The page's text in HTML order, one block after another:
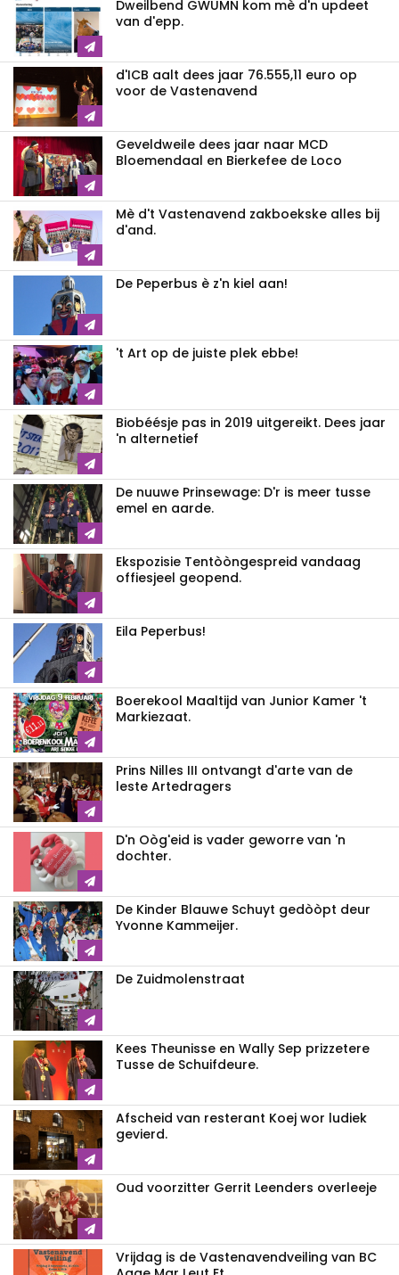
Dweilbend GWUMN kom mè d'n updeet
van d'epp.
d'ICB aalt dees jaar 76.555,11 euro op
voor de Vastenavend
Geveldweile dees jaar naar MCD
Bloemendaal en Bierkefee de Loco
Mè d't Vastenavend zakboekske alles bij
d'and.
De Peperbus è z'n kiel aan!
't Art op de juiste plek ebbe!
Biobéésje pas in 2019 uitgereikt. Dees jaar
'n alternetief
De nuuwe Prinsewage: D'r is meer tusse
emel en aarde.
Ekspozisie Tentòòngespreid vandaag
offiesjeel geopend.
Eila Peperbus!
Boerekool Maaltijd van Junior Kamer 't
Markiezaat.
Prins Nilles III ontvangt d'arte van de
leste Artedragers
D'n Oòg'eid is vader geworre van 'n
dochter.
De Kinder Blauwe Schuyt gedòòpt deur
Yvonne Kammeijer.
De Zuidmolenstraat
Kees Theunisse en Wally Sep prizzetere
Tusse de Schuifdeure.
Afscheid van resterant Koej wor ludiek
gevierd.
Oud voorzitter Gerrit Leenders overleeje
Vrijdag is de Vastenavendveiling van BC